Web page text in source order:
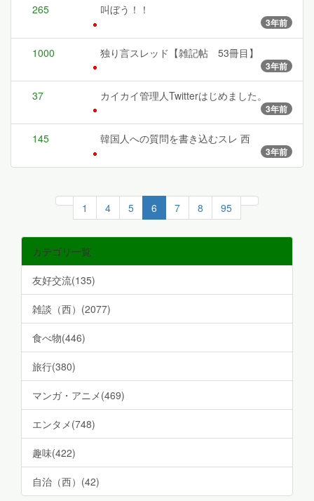
265 叫ぼう！！
3年前
1000 独り言スレッド【雑記帖 53冊目】
3年前
37 カイカイ管理人Twitterはじめました。
3年前
145 韓国人への質問を書き込むスレ 西
3年前
1 4 5 6 7 8 95
カテゴリ一覧
友好交流(135)
雑談（西）(2077)
食べ物(446)
旅行(380)
マンガ・アニメ(469)
エンタメ(748)
趣味(422)
自治（西）(42)